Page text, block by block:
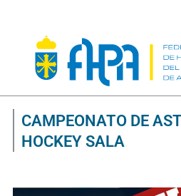
CAMPEONATO DE
HOCKEY SALA